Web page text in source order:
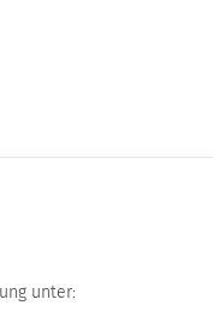
unter: